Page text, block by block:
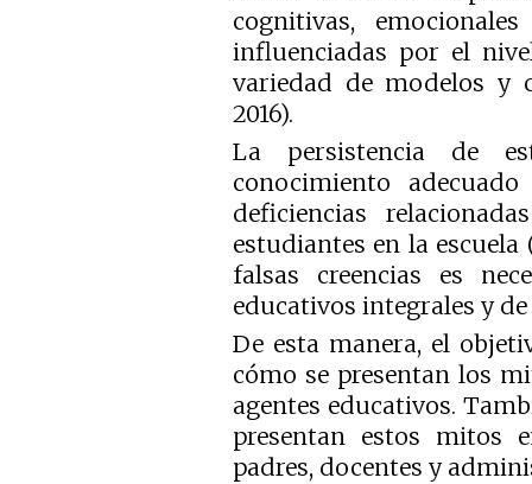
cognitivas,
influenciadas por el
variedad de modelos y
2016).
La persistencia de
conocimiento
deficiencias
estudiantes en la escuela
falsas creencias es
educativos integrales y
De esta manera, el
cómo se presentan los
agentes educativos.
presentan estos mitos
padres, docentes y